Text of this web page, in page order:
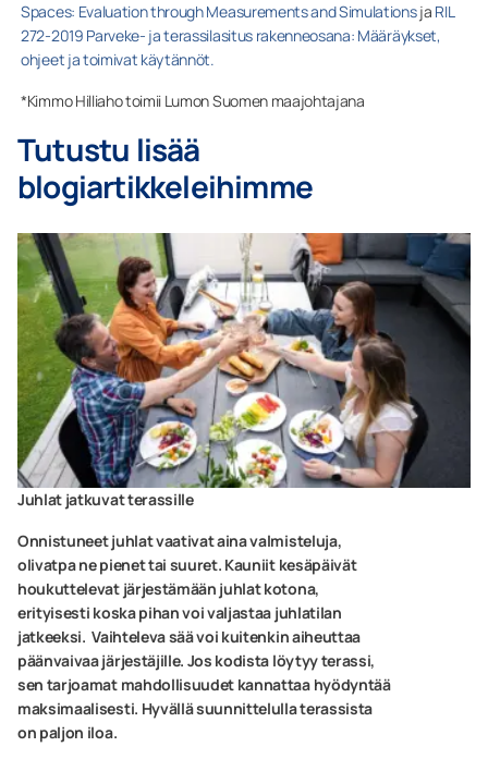
Spaces: Evaluation through Measurements and Simulationsja RIL
272-2019 Parveke- ja terassilasitus rakenneosana: Määräykset,
ohjeet ja toimivat käytännöt.
*Kimmo Hilliaho toimii Lumon Suomen maajohtajana
Tutustu lisää
blogiartikkeleihimme
Juhlat jatkuvat terassille
Onnistuneet juhlat vaativat aina valmisteluja,
olivatpa ne pienet tai suuret. Kauniit kesäpäivät
houkuttelevat järjestämään juhlat kotona,
erityisesti koska pihan voi valjastaa juhlatilan
jatkeeksi. Vaihteleva sää voi kuitenkin aiheuttaa
päänvaivaa järjestäjille. Jos kodista löytyy terassi,
sen tarjoamat mahdollisuudet kannattaa hyödyntää
maksimaalisesti. Hyvällä suunnittelulla terassista
on paljon iloa.